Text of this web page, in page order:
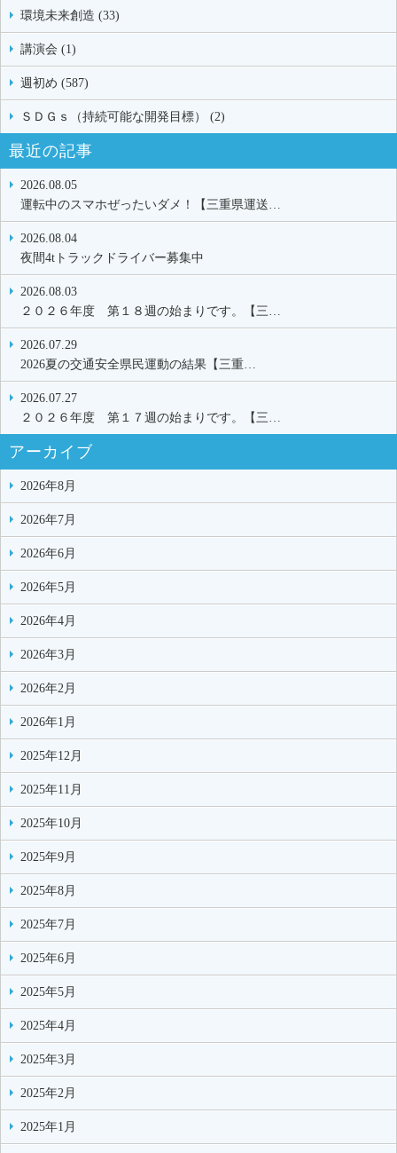
環境未来創造 (33)
講演会 (1)
週初め (587)
ＳＤＧｓ（持続可能な開発目標） (2)
最近の記事
2026.08.05
運転中のスマホぜったいダメ！【三重県運送…
2026.08.04
夜間4tトラックドライバー募集中
2026.08.03
２０２６年度 第１８週の始まりです。【三…
2026.07.29
2026夏の交通安全県民運動の結果【三重…
2026.07.27
２０２６年度 第１７週の始まりです。【三…
アーカイブ
2026年8月
2026年7月
2026年6月
2026年5月
2026年4月
2026年3月
2026年2月
2026年1月
2025年12月
2025年11月
2025年10月
2025年9月
2025年8月
2025年7月
2025年6月
2025年5月
2025年4月
2025年3月
2025年2月
2025年1月